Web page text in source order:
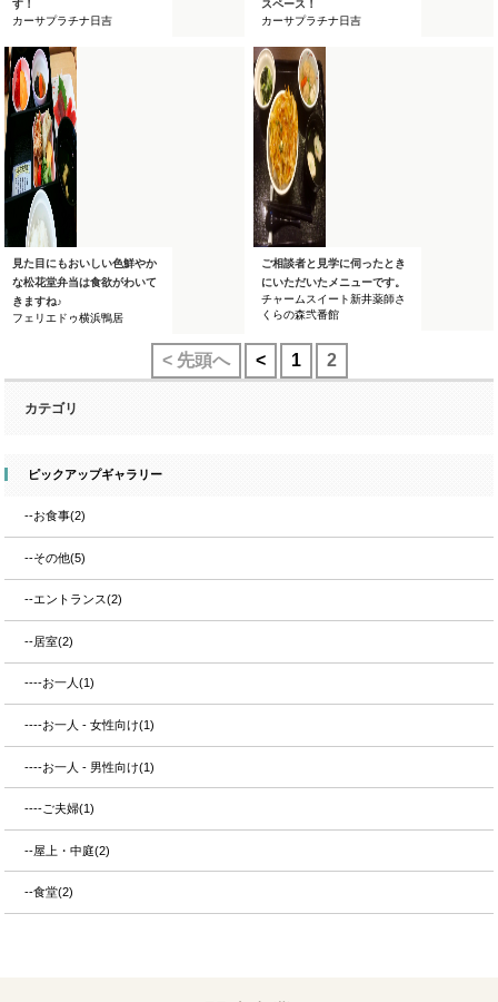
す！
カーサプラチナ日吉
スペース！
カーサプラチナ日吉
見た目にもおいしい色鮮やか
な松花堂弁当は食欲がわいて
きますね♪
フェリエドゥ横浜鴨居
ご相談者と見学に伺ったとき
にいただいたメニューです。
チャームスイート新井薬師さ
くらの森弐番館
< 先頭へ < 1 2
カテゴリ
ピックアップギャラリー
--お食事(2)
--その他(5)
--エントランス(2)
--居室(2)
----お一人(1)
----お一人 - 女性向け(1)
----お一人 - 男性向け(1)
----ご夫婦(1)
--屋上・中庭(2)
--食堂(2)